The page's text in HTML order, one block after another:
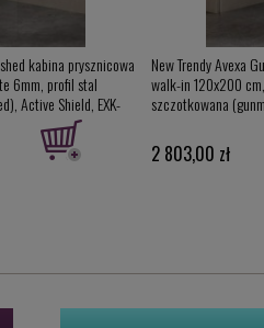
kabina prysznicowa
6mm, profil stal
Active Shield, EXK-
New Trendy Avexa
walk-in 120x200
szczotkowana
2 803,00 zł